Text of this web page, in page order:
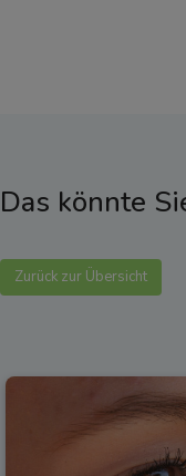
Das könnte
Zurück zur Übersicht